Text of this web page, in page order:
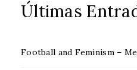
Últimas
Football and Feminism –